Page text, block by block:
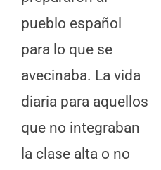
pueblo español
para lo que se
avecinaba. La vida
diaria para aquellos
que no integraban
la clase alta o no